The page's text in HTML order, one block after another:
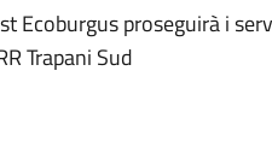
Ecoburgus proseguirà i
Trapani Sud